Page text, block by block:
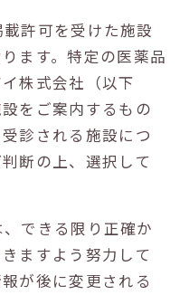
許可を受けた施設
ます。特定の医薬品
株式会社（以下
をご案内するもの
診される施設につ
断の上、選択して
できる限り正確か
ますよう努力して
が後に変更される